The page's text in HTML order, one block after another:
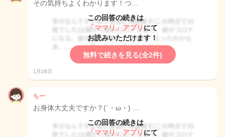
その気持ちよくわかります！つ…
この回答の続きは
「ママリ」アプリ にて
お読みいただけます！
無料で続きを見る(全2件)
1月28日
ちー
お身体大丈夫ですか？(´・ω・) …
この回答の続きは
「ママリ」アプリ にて